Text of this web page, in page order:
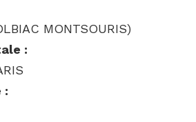
MONTSOURIS)
:
: